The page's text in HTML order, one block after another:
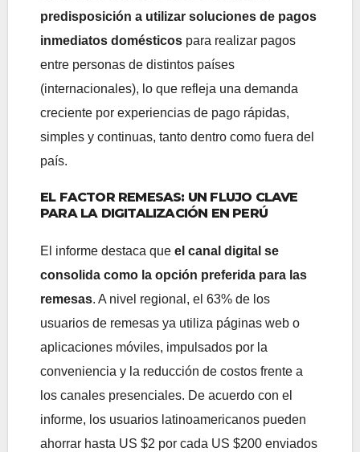
predisposición a utilizar soluciones de pagos
inmediatos domésticos para realizar pagos
entre personas de distintos países
(internacionales), lo que refleja una demanda
creciente por experiencias de pago rápidas,
simples y continuas, tanto dentro como fuera del
país.
EL FACTOR REMESAS: UN FLUJO CLAVE
PARA LA DIGITALIZACIÓN EN PERÚ
El informe destaca que el canal digital se
consolida como la opción preferida para las
remesas. A nivel regional, el 63% de los
usuarios de remesas ya utiliza páginas web o
aplicaciones móviles, impulsados por la
conveniencia y la reducción de costos frente a
los canales presenciales. De acuerdo con el
informe, los usuarios latinoamericanos pueden
ahorrar hasta US $2 por cada US $200 enviados